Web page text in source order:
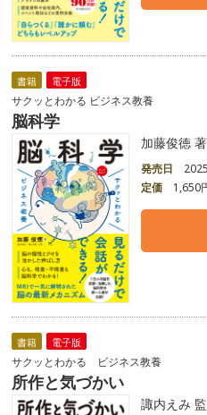
書籍 電子版
サクッとわかる ビジネス教養
脳科学
加藤俊徳 著
発売日
定価
1,650
書籍 電子版
サクッとわかる ビジネス教養
所作と気づかい
諏内えみ